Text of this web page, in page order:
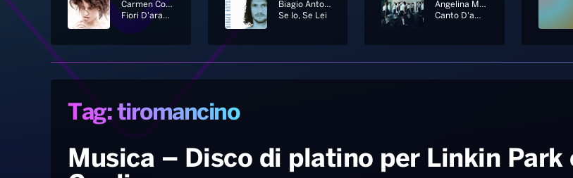
Carmen Consoli
Fiori D'arancio
Biagio Antonacci
Se Io, Se Lei
Angelina Mango, Marco Mengoni
Canto D'amore